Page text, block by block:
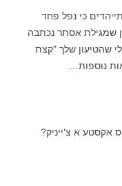
כי נפל פחד
שמגילת אסתר נכתבה
שהטיעון שלך "קצת
נוספות…
אקסטע א צ'ייניק?